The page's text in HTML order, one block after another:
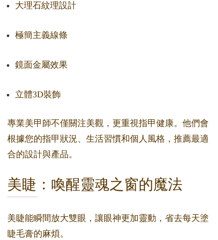
大理石紋理設計
極簡主義線條
鏡面金屬效果
立體3D裝飾
專業美甲師不僅關注美觀，更重視指甲健康。他們會
根據您的指甲狀況、生活習慣和個人風格，推薦最適
合的設計與產品。
美睫：喚醒靈魂之窗的魔法
美睫能瞬間放大雙眼，讓眼神更加靈動，省去每天塗
睫毛膏的麻煩。